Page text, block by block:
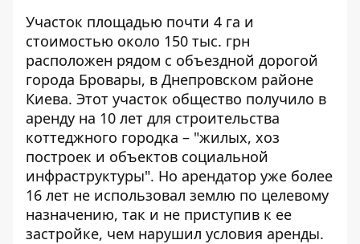
Участок площадью почти 4 га и
стоимостью около 150 тыс. грн
расположен рядом с объездной дорогой
города Бровары, в Днепровском районе
Киева. Этот участок общество получило в
аренду на 10 лет для строительства
коттеджного городка – "жилых, хоз
построек и объектов социальной
инфраструктуры". Но арендатор уже более
16 лет не использовал землю по целевому
назначению, так и не приступив к ее
застройке, чем нарушил условия аренды.